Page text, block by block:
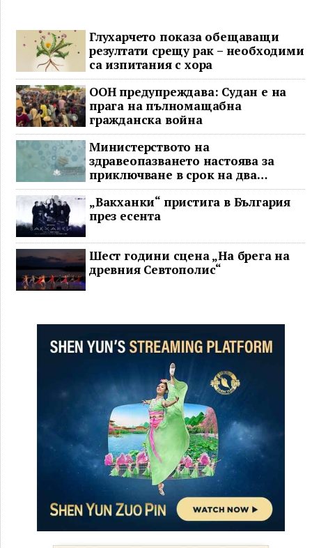
Глухарчето показа обещаващи
резултати срещу рак – необходими
са изпитания с хора
ООН предупреждава: Судан е на
прага на пълномащабна
гражданска война
Министерството на
здравеопазването настоява за
приключване в срок на два
ключови строителни проекта
„Вакханки“ пристига в България
през есента
Шест години сцена „На брега на
древния Севтополис“